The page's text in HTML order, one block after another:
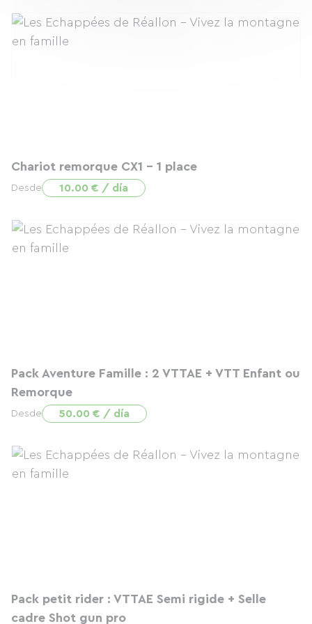
Chariot remorque CX1 - 1 place
Desde 10.00 € / día
Pack Aventure Famille : 2 VTTAE + VTT Enfant ou
Remorque
Desde 50.00 € / día
Pack petit rider : VTTAE Semi rigide + Selle
cadre Shot gun pro